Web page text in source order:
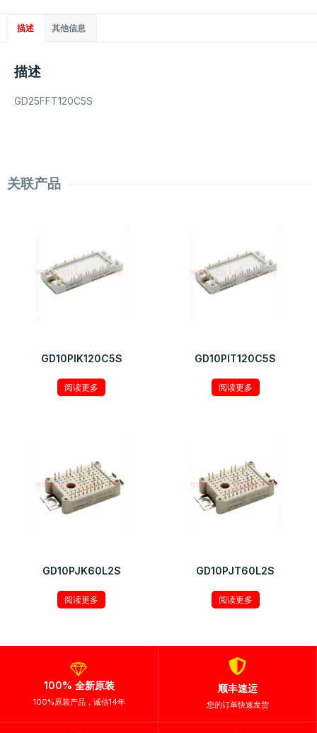
描述 其他信息
描述
GD25FFT120C5S
关联产品
GD10PIK120C5S
阅读更多
GD10PIT120C5S
阅读更多
GD10PJK60L2S
阅读更多
GD10PJT60L2S
阅读更多
100% 全新原装
100%原装产品，诚信14年
顺丰速运
您的订单快速发货